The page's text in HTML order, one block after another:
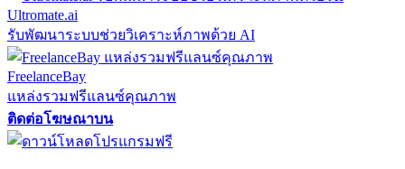
Ultromate.ai
รับพัฒนาระบบช่วยวิเคราะห์ภาพด้วย AI
FreelanceBay
แหล่งรวมฟรีแลนซ์คุณภาพ
ติดต่อโฆษณาบน